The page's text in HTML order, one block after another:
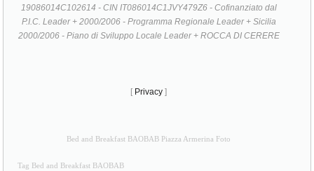
19086014C102614 - CIN IT086014C1JVY479Z6 - Cofinanziato dal
P.I.C. Leader + 2000/2006 - Programma Regionale Leader + Sicilia
2000/2006 - Piano di Sviluppo Locale Leader + ROCCA DI CERERE
[ Privacy ]
Bed and Breakfast BAOBAB Piazza Armerina Foto
Tag Bed and Breakfast BAOBAB